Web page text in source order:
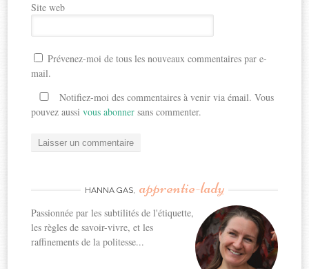
Site web
Prévenez-moi de tous les nouveaux commentaires par e-
mail.
Notifiez-moi des commentaires à venir via émail. Vous
pouvez aussivous abonner sans commenter.
HANNA GAS, apprentie-lady
Passionnée par les subtilités de l'étiquette,
les règles de savoir-vivre, et les
raffinements de la politesse...